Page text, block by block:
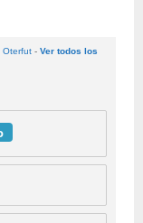
Oterfut - Ver todos los